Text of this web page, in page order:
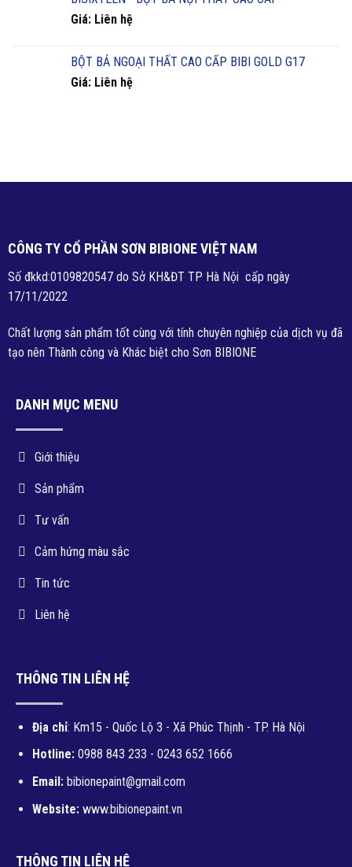
Giá: Liên hệ
BỘT BẢ NGOẠI THẤT CAO CẤP BIBI GOLD G17
Giá: Liên hệ
CÔNG TY CỔ PHẦN SƠN BIBIONE VIỆT NAM
Số đkkd:0109820547 do Sở KH&ĐT TP Hà Nội cấp ngày
17/11/2022
Chất lượng sản phẩm tốt cùng với tính chuyên nghiệp của dịch vụ đã
tạo nên Thành công và Khác biệt cho Sơn BIBIONE
DANH MỤC MENU
Giới thiệu
Sản phẩm
Tư vấn
Cảm hứng màu sắc
Tin tức
Liên hệ
THÔNG TIN LIÊN HỆ
Địa chỉ: Km15 - Quốc Lộ 3 - Xã Phúc Thịnh - TP. Hà Nội
Hotline: 0988 843 233 - 0243 652 1666
Email:bibionepaint@gmail.com
Website:www.bibionepaint.vn
THÔNG TIN LIÊN HỆ